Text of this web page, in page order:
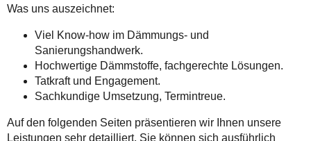
Was uns auszeichnet:
Viel Know-how im Dämmungs- und
Sanierungshandwerk.
Hochwertige Dämmstoffe, fachgerechte Lösungen.
Tatkraft und Engagement.
Sachkundige Umsetzung, Termintreue.
Auf den folgenden Seiten präsentieren wir Ihnen unsere
Leistungen sehr detailliert. Sie können sich ausführlich